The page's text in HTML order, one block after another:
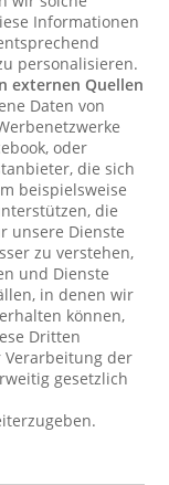
Informationen
personalisieren.
externen Quellen
Daten von
oder
die sich
beispielsweise
die
unsere Dienste
zu verstehen,
und Dienste
in denen wir
können,
Dritten
der
gesetzlich